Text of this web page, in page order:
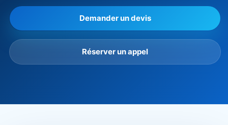
Demander un devis
Réserver un appel